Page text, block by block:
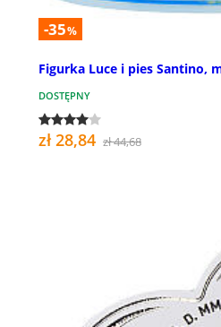
-35%
Figurka Luce i pies Santino,
DOSTĘPNY
zł 28,84 zł 44,68